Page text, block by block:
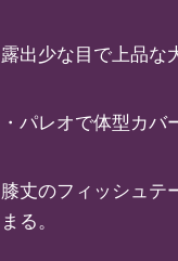
露出少な目で上品な
・パレオで体型カ
膝丈のフィッシュテ
まる。